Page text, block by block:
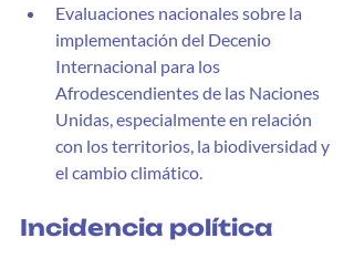
Evaluaciones nacionales sobre la
implementación del Decenio
Internacional para los
Afrodescendientes de las Naciones
Unidas, especialmente en relación
con los territorios, la biodiversidad y
el cambio climático.
Incidencia política